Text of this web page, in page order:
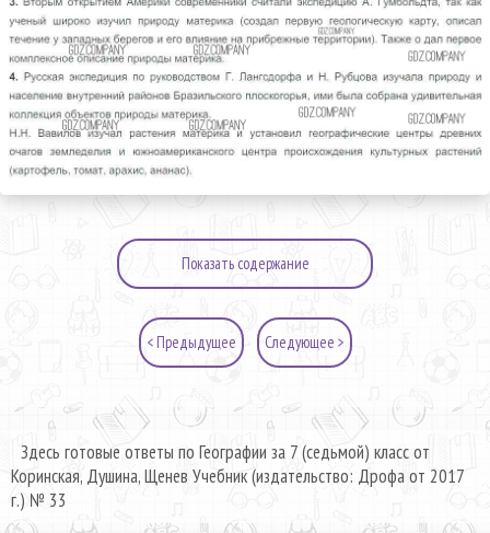
Показать содержание
< Предыдущее Следующее >
Здесь готовые ответы по Географии за 7 (седьмой) класс от
Коринская, Душина, Щенев Учебник (издательство: Дрофа от 2017
г.) № 33